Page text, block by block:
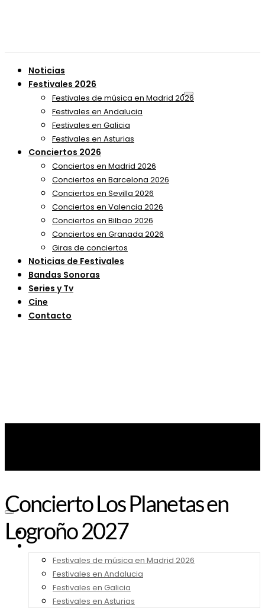
Noticias
Festivales 2026
Festivales de música en Madrid 2026
Festivales en Andalucia
Festivales en Galicia
Festivales en Asturias
Conciertos 2026
Conciertos en Madrid 2026
Conciertos en Barcelona 2026
Conciertos en Sevilla 2026
Conciertos en Valencia 2026
Conciertos en Bilbao 2026
Conciertos en Granada 2026
Giras de conciertos
Noticias de Festivales
Bandas Sonoras
Series y Tv
Cine
Contacto
Noticias
Festivales 2026
Festivales de música en Madrid 2026
Festivales en Andalucia
Festivales en Galicia
Festivales en Asturias
Concierto Los Planetas en
Logroño 2027